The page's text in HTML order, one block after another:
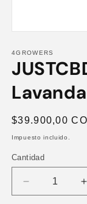
multimedia
en
ventana
modal
4GROWERS
Precio
habitual
$39.900,00
Impuesto incluido.
Cantidad
Reducir
cantidad